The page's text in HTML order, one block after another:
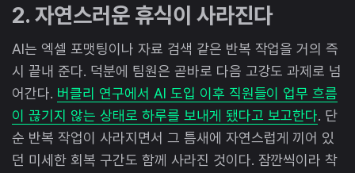
2. 자연스러운 휴식이 사라진다
AI는 엑셀 포맷팅이나 자료 검색 같은 반복 작업을 거의 즉
시 끝내 준다. 덕분에 팀원은 곧바로 다음 고강도 과제로 넘
어간다. 버클리 연구에서 AI 도입 이후 직원들이 업무 흐름
이 끊기지 않는 상태로 하루를 보내게 됐다고 보고한다. 단
순 반복 작업이 사라지면서 그 틈새에 자연스럽게 끼어 있
던 미세한 회복 구간도 함께 사라진 것이다. 잠깐씩이라 착